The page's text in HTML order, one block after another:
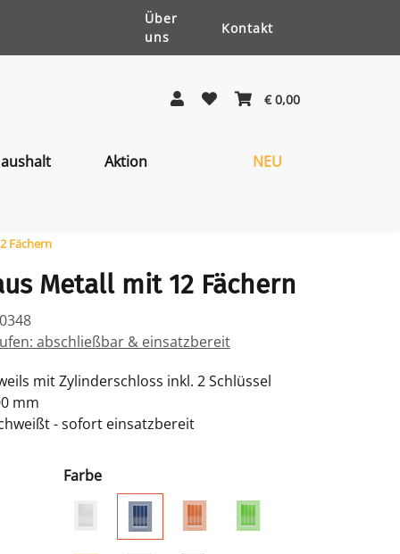
Über
uns
Kontakt
€ 0,00
Aktion NEU
Fächern
Metall mit 12 Fächern
abschließbar & einsatzbereit
mit Zylinderschloss inkl. 2 Schlüssel
mm
- sofort einsatzbereit
Farbe